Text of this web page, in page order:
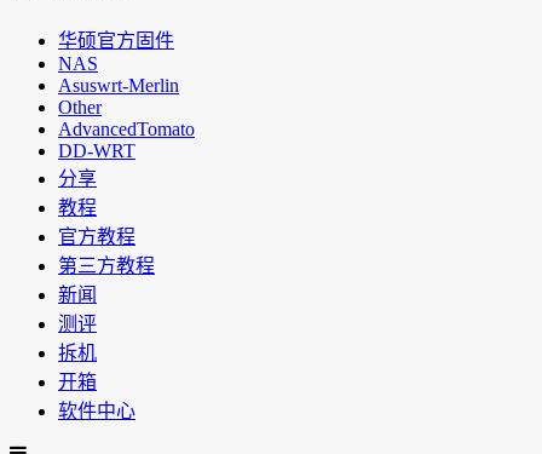
华硕官方固件
NAS
Asuswrt-Merlin
Other
AdvancedTomato
DD-WRT
分享
教程
官方教程
第三方教程
新闻
测评
拆机
开箱
软件中心